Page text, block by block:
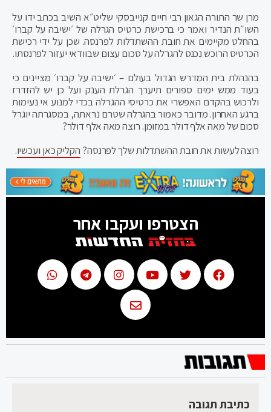
מרן שר התורה הגאון רבי חיים קנייבסקי שליט״א השיב בכתב ידו על
השו״ת הנדיר ואמר כי ברכישת כרטיס הגרלה של ׳ישיבה על קברו׳
בהחלט מקיימים את חובת ההשתדלות לפרנסה. שכן על ידי רכישת
הכרטיס הרוכש נכנס להגרלה על סכום עצום שבוודאי יעזור לפרנסתו.
בהנהלת בית המדרש הגדול בעולם – ׳ישיבה על קברו׳ מציינים כי
בעוד ממש ימים ספורים תיערך הגרלת הענק ועל כן יש להזדרז
ולרכוש בהקדם האפשרי את כרטיסי ההגרלה בכדי למנוע אי נעימות
ברגע האחרון. מדובר כאמור בהגרלה שטרם נראתה, במסגרתה יוגרל
סכום של מאה אלף דולר במזומן. רוצה מאה אלף דולר?
רוצה לעשות את חובת ההשתדלות שלך לפרנסה? הקליק כאן ועכשיו.
הצטרפו ועקבו אחר
כתיבת תגובה